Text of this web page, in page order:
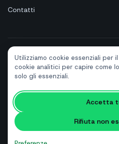
Utilizziamo cookie essenziali per
cookie analitici per capire come
solo gli essenziali.
Accetta
Rifiuta non
Contatti
+39 081 544 7792
© 2026 SendApp. Tutti i diritti riservati.
Platforms, Inc.
Privacy policy